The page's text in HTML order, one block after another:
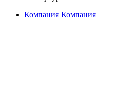
Компания Компания